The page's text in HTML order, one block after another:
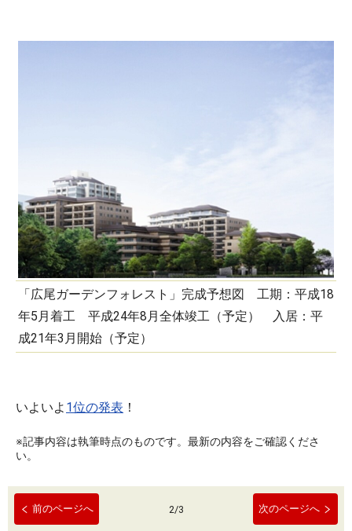
「広尾ガーデンフォレスト」完成予想図 工期：平成18
年5月着工 平成24年8月全体竣工（予定） 入居：平
成21年3月開始（予定）
いよいよ 1位の発表 ！
※記事内容は執筆時点のものです。最新の内容をご確認くださ
い。
前のページへ 2/3 次のページへ